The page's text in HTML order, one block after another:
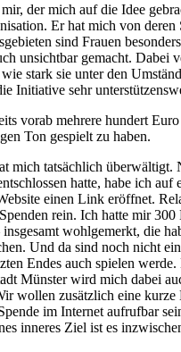
der mich auf die Idee
Er hat mich von deren
sind Frauen
unsichtbar gemacht. Dabei
stark sie unter den
Initiative sehr
vorab mehrere hundert
Ton gespielt zu haben.
mich tatsächlich überwältigt.
hatte, habe ich auf
einen Link eröffnet.
rein. Ich hatte mir 300
wohlgemerkt, die
Und da sind noch nicht
Endes auch spielen
Münster wird mich dabei
wollen zusätzlich eine kurze
im Internet aufrufbar
inneres Ziel ist es